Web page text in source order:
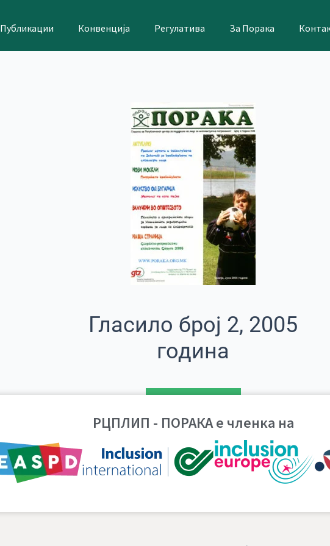
Публикации Конвенција Регулатива За Порака
Гласило број 2, 2005
година
РЦПЛИП - ПОРАКА е членка на